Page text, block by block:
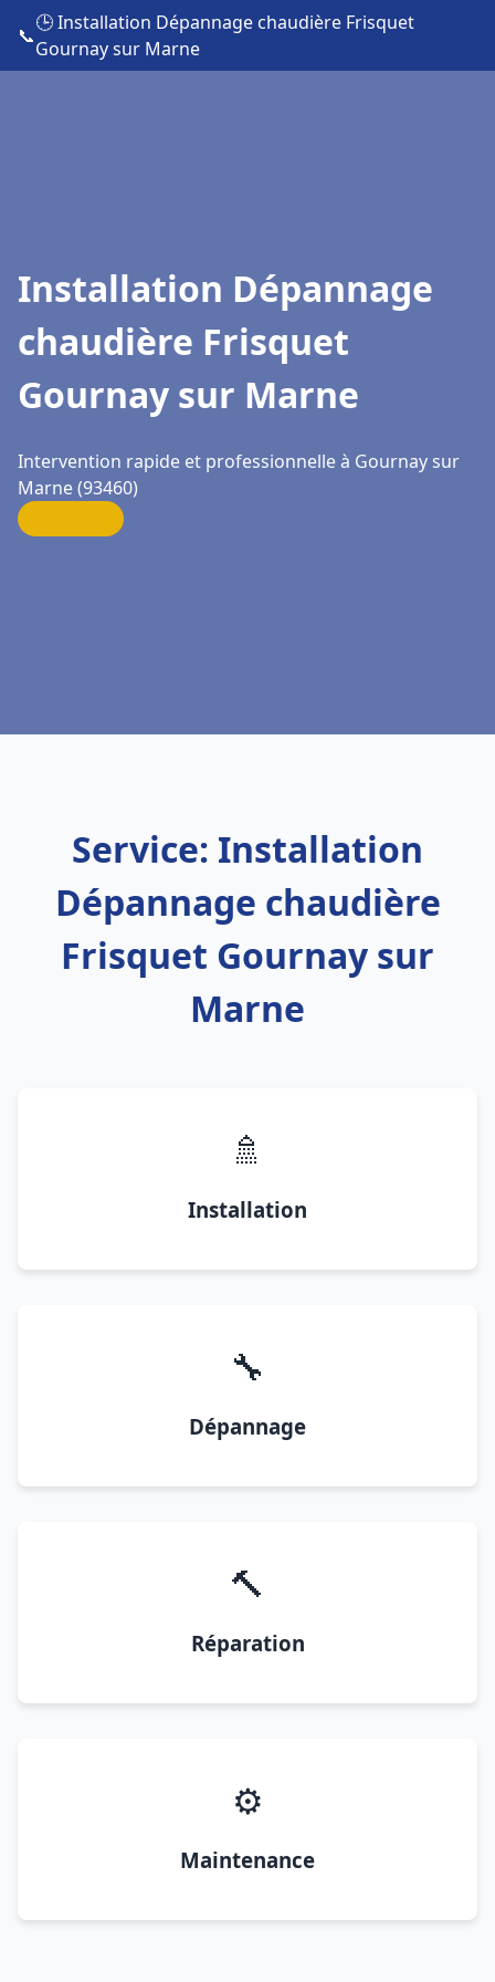
📞
🕒 Installation Dépannage chaudière Frisquet
Gournay sur Marne
Installation Dépannage
chaudière Frisquet
Gournay sur Marne
Intervention rapide et professionnelle à Gournay sur
Marne (93460)
Service: Installation
Dépannage chaudière
Frisquet Gournay sur
Marne
🚿
Installation
🔧
Dépannage
🔨
Réparation
⚙️
Maintenance